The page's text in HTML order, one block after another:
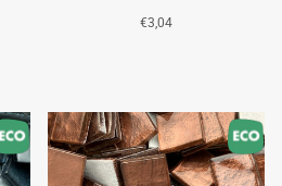
€3,04